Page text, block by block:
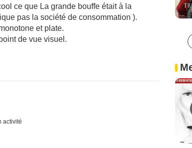
ce que La grande bouffe était à la
pas la société de consommation ).
et plate.
de vue visuel.
activité